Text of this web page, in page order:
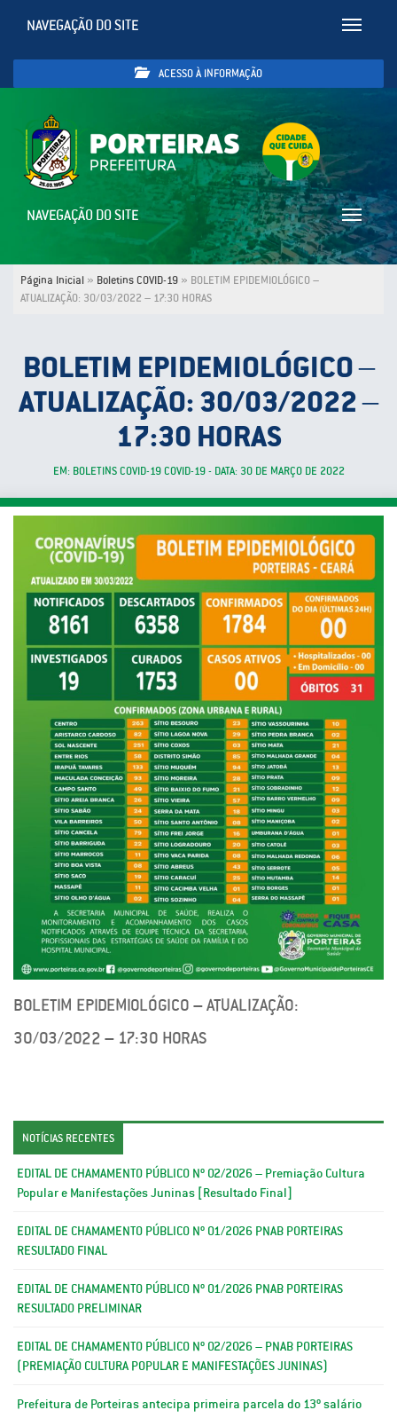
Toggle
NAVEGAÇÃO DO SITE
ACESSO À INFORMAÇÃO
Toggle
NAVEGAÇÃO DO SITE
Página Inicial » Boletins COVID-19 » BOLETIM EPIDEMIOLÓGICO –
ATUALIZAÇÃO: 30/03/2022 – 17:30 HORAS
BOLETIM EPIDEMIOLÓGICO –
ATUALIZAÇÃO: 30/03/2022 –
17:30 HORAS
EM: BOLETINS COVID-19 COVID-19 - DATA: 30 DE MARÇO DE 2022
BOLETIM EPIDEMIOLÓGICO – ATUALIZAÇÃO:
30/03/2022 – 17:30 HORAS
NOTÍCIAS RECENTES
EDITAL DE CHAMAMENTO PÚBLICO Nº 02/2026 – Premiação Cultura
Popular e Manifestações Juninas [Resultado Final]
EDITAL DE CHAMAMENTO PÚBLICO Nº 01/2026 PNAB PORTEIRAS
RESULTADO FINAL
EDITAL DE CHAMAMENTO PÚBLICO Nº 01/2026 PNAB PORTEIRAS
RESULTADO PRELIMINAR
EDITAL DE CHAMAMENTO PÚBLICO Nº 02/2026 – PNAB PORTEIRAS
(PREMIAÇÃO CULTURA POPULAR E MANIFESTAÇÕES JUNINAS)
Prefeitura de Porteiras antecipa primeira parcela do 13º salário